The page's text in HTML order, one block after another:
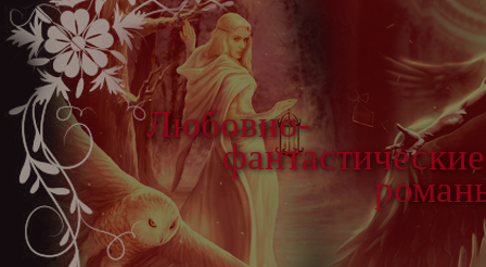
Любовно-
фантастические